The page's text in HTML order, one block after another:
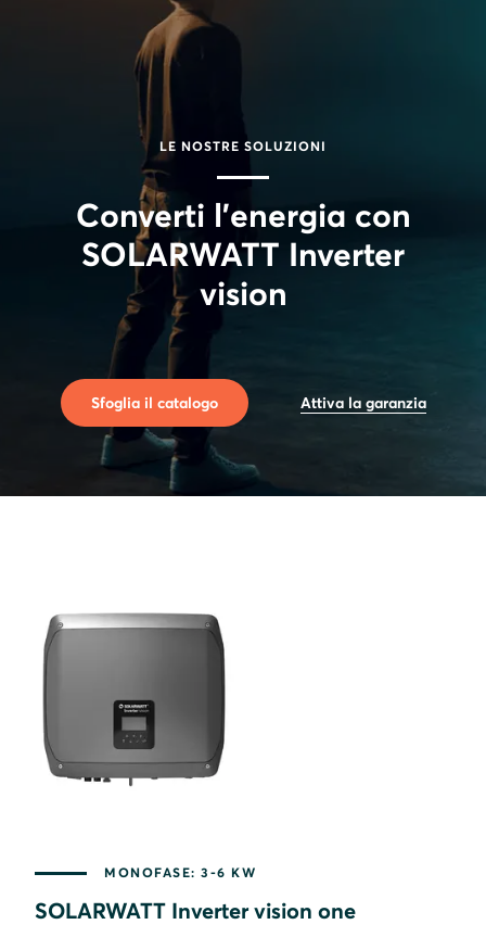
LE NOSTRE SOLUZIONI
Converti l'energia con
SOLARWATT Inverter
vision
Sfoglia il catalogo Attiva la garanzia
MONOFASE: 3-6 KW
SOLARWATT Inverter vision one